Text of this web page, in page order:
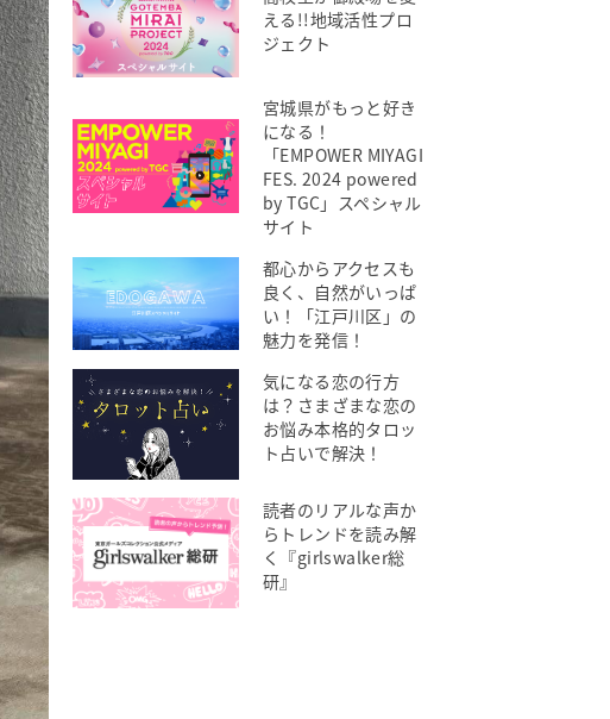
える!!地域活性プロ
ジェクト
宮城県がもっと好き
になる！
「EMPOWER MIYAGI
FES. 2024 powered
by TGC」スペシャル
サイト
都心からアクセスも
良く、自然がいっぱ
い！「江戸川区」の
魅力を発信！
気になる恋の行方
は？さまざまな恋の
お悩み本格的タロッ
ト占いで解決！
読者のリアルな声か
らトレンドを読み解
く『girlswalker総
研』